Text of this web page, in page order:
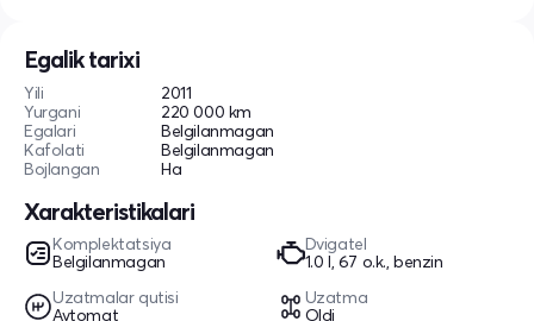
Egalik tarixi
Yili
2011
Yurgani
220 000 km
Egalari
Belgilanmagan
Kafolati
Belgilanmagan
Bojlangan
Ha
Xarakteristikalari
Komplektatsiya
Belgilanmagan
Dvigatel
1.0 l, 67 o.k., benzin
Uzatmalar qutisi
Avtomat
Uzatma
Oldi